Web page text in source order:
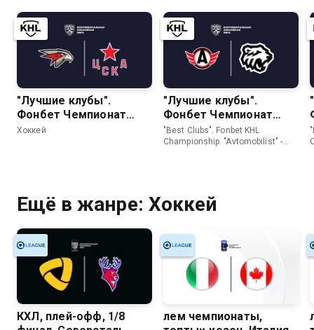
"Лучшие клубы".
Фонбет Чемпионат
КХЛ. "Авангард" - ЦСКА
Хоккей
"Лучшие клубы".
Фонбет Чемпионат
КХЛ. "Автомобилист" -
"Трактор"
"Best Clubs". Fonbet KHL
Championship. "Avtomobilist" -
Ещё в жанре: Хоккей
КХЛ, плей-офф, 1/8
Әлем чемпионаты,